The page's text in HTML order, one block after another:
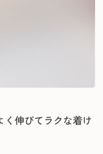
く伸びてラクな着け